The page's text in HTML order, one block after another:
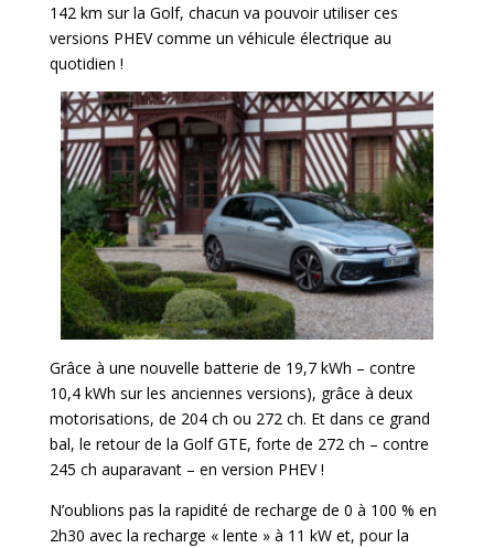
142 km sur la Golf, chacun va pouvoir utiliser ces
versions PHEV comme un véhicule électrique au
quotidien !
Grâce à une nouvelle batterie de 19,7 kWh – contre
10,4 kWh sur les anciennes versions), grâce à deux
motorisations, de 204 ch ou 272 ch. Et dans ce grand
bal, le retour de la Golf GTE, forte de 272 ch – contre
245 ch auparavant – en version PHEV !
N’oublions pas la rapidité de recharge de 0 à 100 % en
2h30 avec la recharge « lente » à 11 kW et, pour la